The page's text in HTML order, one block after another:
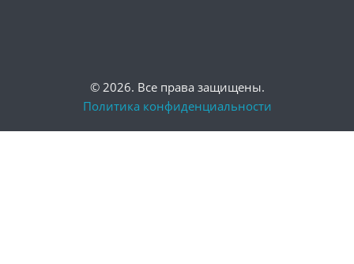
© 2026. Все права защищены.
Политика конфиденциальности